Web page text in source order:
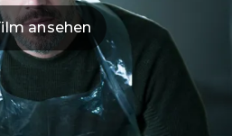
ansehen